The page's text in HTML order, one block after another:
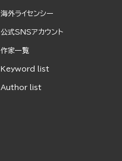
海外ライセンシー
公式SNSアカウント
作家一覧
Keyword list
Author list